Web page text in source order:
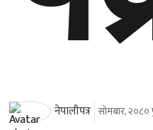
नेपालीपत्र सोमबार,